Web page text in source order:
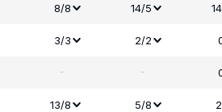
8/8 14/5
3/3 2/2
- -
13/8 5/8